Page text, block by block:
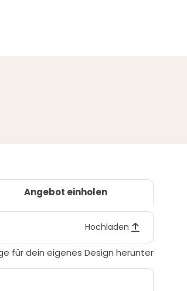
Angebot einholen
Hochladen
für dein eigenes Design herunter